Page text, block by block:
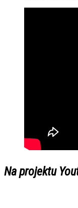
Na projektu